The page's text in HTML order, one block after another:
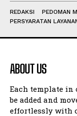
REDAKSI PEDOMAN
PERSYARATAN
ABOUT US
Each template
be added and
effortlessly with